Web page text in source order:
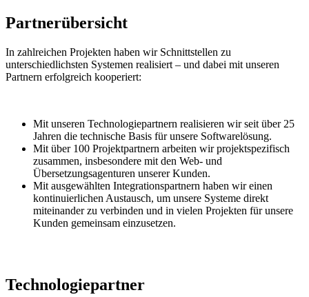
Partnerübersicht
In zahlreichen Projekten haben wir Schnittstellen zu
unterschiedlichsten Systemen realisiert – und dabei mit unseren
Partnern erfolgreich kooperiert:
Mit unseren Technologiepartnern realisieren wir seit über 25
Jahren die technische Basis für unsere Softwarelösung.
Mit über 100 Projektpartnern arbeiten wir projektspezifisch
zusammen, insbesondere mit den Web- und
Übersetzungsagenturen unserer Kunden.
Mit ausgewählten Integrationspartnern haben wir einen
kontinuierlichen Austausch, um unsere Systeme direkt
miteinander zu verbinden und in vielen Projekten für unsere
Kunden gemeinsam einzusetzen.
Technologiepartner